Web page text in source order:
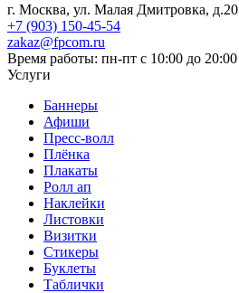
г. Москва, ул. Малая Дмитровка, д.20
+7 (903) 150-45-54
zakaz@fpcom.ru
Время работы: пн-пт с 10:00 до 20:00
Услуги
Баннеры
Афиши
Пресс-волл
Плёнка
Плакаты
Ролл ап
Наклейки
Листовки
Визитки
Стикеры
Буклеты
Таблички